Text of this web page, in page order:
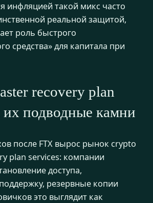
инфляцией такой микс часто
реальной защитой,
роль быстрого
средства» для капитала при
recovery plan
их подводные камни
после FTX вырос рынок crypto
plan services: компании
доступа,
резервные копии
это выглядит как